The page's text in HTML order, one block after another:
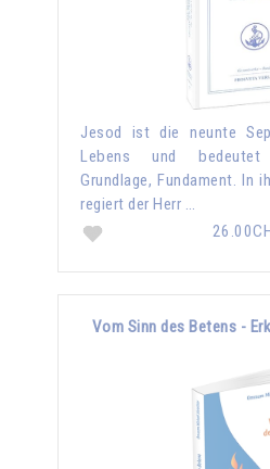
Jesod ist die neunte
Lebens und bedeutet
Grundlage, Fundament. In
regiert der Herr …
Vom Sinn des Betens -